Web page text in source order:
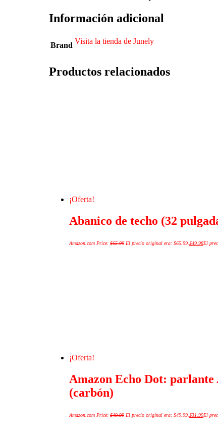
Información adicional
Brand Visita la tienda de Junely
Productos relacionados
¡Oferta!
Abanico de techo (32
Amazon.com Price: $65.99 El precio original era: $65.99. $49.98El
¡Oferta!
Amazon Echo Dot:
(carbón)
Amazon.com Price: $49.99 El precio original era: $49.99. $31.99El